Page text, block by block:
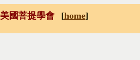
美國菩提學會 [home]